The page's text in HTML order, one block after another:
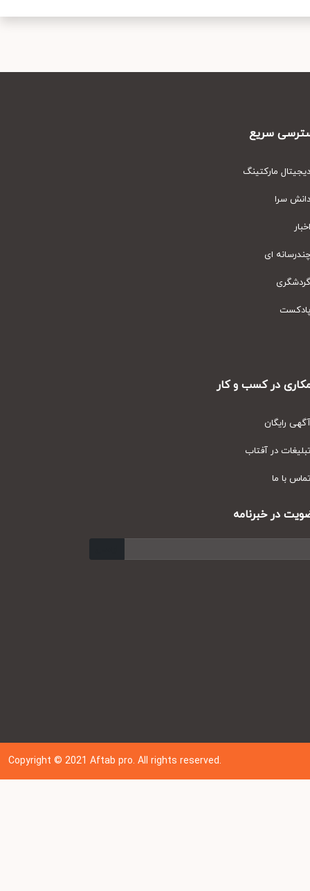
سریع
مارکتینگ
سرا
ای
در کسب و کار
رایگان
در آفتاب
با ما
در خبرنامه
Copyright © 202 1Aftab pro. All rights reserved.